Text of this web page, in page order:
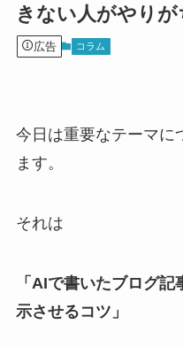
きない人がやり
広告 コラム
今日は重要なテーマに
ます。
それは
「AIで書いたブログ
示させるコツ」